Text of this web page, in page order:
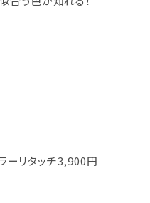
ーリタッチ3,900円